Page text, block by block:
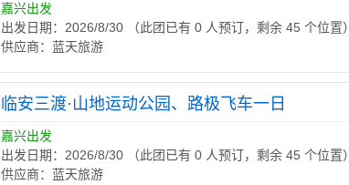
嘉兴出发
出发日期：2026/8/30 （此团已有 0 人预订，剩余 45 个位置）
供应商：蓝天旅游
临安三渡·山地运动公园、路极飞车一日
嘉兴出发
出发日期：2026/8/30 （此团已有 0 人预订，剩余 45 个位置）
供应商：蓝天旅游